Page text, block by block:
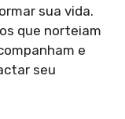
sua vida.
que norteiam
e
seu